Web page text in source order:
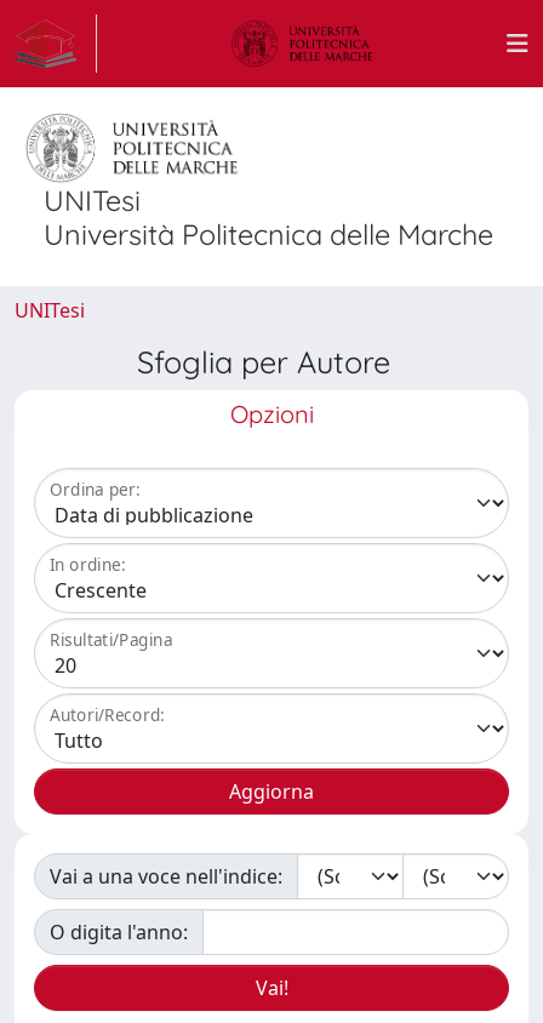
UNITesi
Università Politecnica delle Marche
UNITesi
Sfoglia per Autore
Opzioni
Ordina per:
In ordine:
Risultati/Pagina
Autori/Record:
Vai a una voce nell'indice:
O digita l'anno: